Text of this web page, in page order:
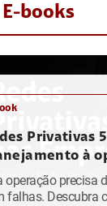
E-books
Privativas
à
operação precisa
falhas. Descubra